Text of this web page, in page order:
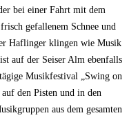
bei einer Fahrt mit dem
gefallenem Schnee und
Haflinger klingen wie Musik
auf der Seiser Alm ebenfalls
Musikfestival „Swing on
den Pisten und in den
aus dem gesamten